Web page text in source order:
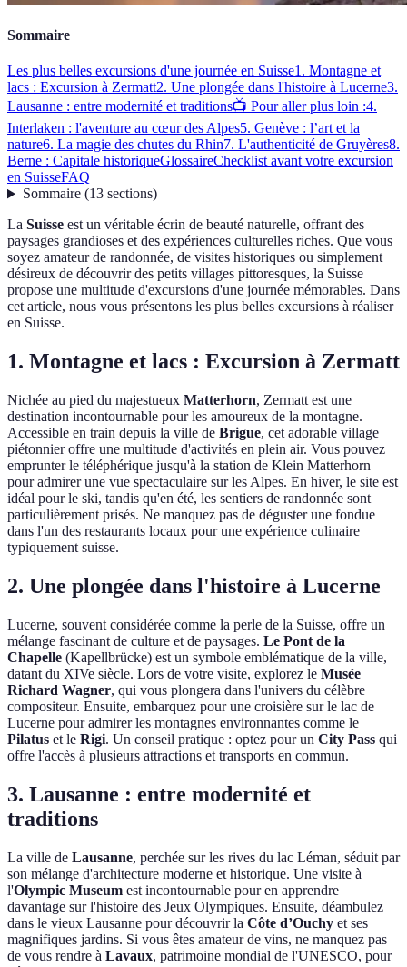
Sommaire
Les plus belles excursions d'une journée en Suisse1. Montagne et
lacs : Excursion à Zermatt2. Une plongée dans l'histoire à Lucerne3.
Lausanne : entre modernité et traditions📺 Pour aller plus loin :4.
Interlaken : l'aventure au cœur des Alpes5. Genève : l’art et la
nature6. La magie des chutes du Rhin7. L'authenticité de Gruyères8.
Berne : Capitale historiqueGlossaireChecklist avant votre excursion
en SuisseFAQ
Sommaire(13 sections)
La Suisse est un véritable écrin de beauté naturelle, offrant des
paysages grandioses et des expériences culturelles riches. Que vous
soyez amateur de randonnée, de visites historiques ou simplement
désireux de découvrir des petits villages pittoresques, la Suisse
propose une multitude d'excursions d'une journée mémorables. Dans
cet article, nous vous présentons les plus belles excursions à réaliser
en Suisse.
1. Montagne et lacs : Excursion à Zermatt
Nichée au pied du majestueux Matterhorn, Zermatt est une
destination incontournable pour les amoureux de la montagne.
Accessible en train depuis la ville de Brigue, cet adorable village
piétonnier offre une multitude d'activités en plein air. Vous pouvez
emprunter le téléphérique jusqu'à la station de Klein Matterhorn
pour admirer une vue spectaculaire sur les Alpes. En hiver, le site est
idéal pour le ski, tandis qu'en été, les sentiers de randonnée sont
particulièrement prisés. Ne manquez pas de déguster une fondue
dans l'un des restaurants locaux pour une expérience culinaire
typiquement suisse.
2. Une plongée dans l'histoire à Lucerne
Lucerne, souvent considérée comme la perle de la Suisse, offre un
mélange fascinant de culture et de paysages. Le Pont de la
Chapelle (Kapellbrücke) est un symbole emblématique de la ville,
datant du XIVe siècle. Lors de votre visite, explorez le Musée
Richard Wagner, qui vous plongera dans l'univers du célèbre
compositeur. Ensuite, embarquez pour une croisière sur le lac de
Lucerne pour admirer les montagnes environnantes comme le
Pilatus et le Rigi. Un conseil pratique : optez pour un City Pass qui
offre l'accès à plusieurs attractions et transports en commun.
3. Lausanne : entre modernité et
traditions
La ville de Lausanne, perchée sur les rives du lac Léman, séduit par
son mélange d'architecture moderne et historique. Une visite à
l'Olympic Museum est incontournable pour en apprendre
davantage sur l'histoire des Jeux Olympiques. Ensuite, déambulez
dans le vieux Lausanne pour découvrir la Côte d’Ouchy et ses
magnifiques jardins. Si vous êtes amateur de vins, ne manquez pas
de vous rendre à Lavaux, patrimoine mondial de l'UNESCO, pour